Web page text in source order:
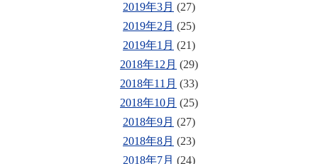
2019年3月 (27)
2019年2月 (25)
2019年1月 (21)
2018年12月 (29)
2018年11月 (33)
2018年10月 (25)
2018年9月 (27)
2018年8月 (23)
2018年7月 (24)